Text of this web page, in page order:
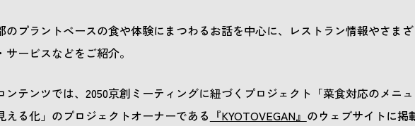
のプラントベースの食や体験にまつわるお話を中心に、レストラン情報やさま
サービスなどをご紹介。
ンテンツでは、2050京創ミーティングに紐づくプロジェクト「菜食対応のメニ
える化」のプロジェクトオーナーである 『KYOTOVEGAN』 のウェブサイトに掲